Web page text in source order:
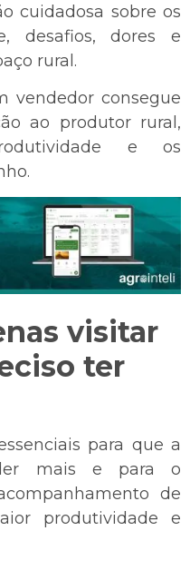
cuidadosa sobre os
desafios, dores e
rural.
vendedor consegue
ao produtor rural,
e os
visitar
ter
para que a
mais e para o
de
produtividade e